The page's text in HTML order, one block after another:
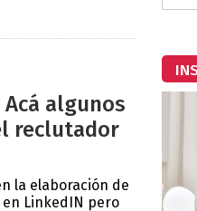
algunos
reclutador
la elaboración de
en LinkedIN pero